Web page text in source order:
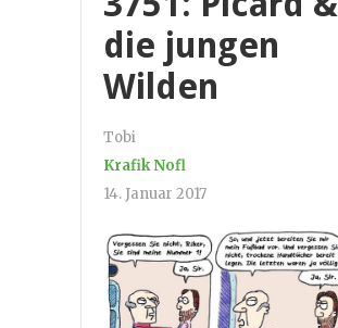
die jungen
Wilden
Tobi
Krafik Nofl
14. Januar 2017